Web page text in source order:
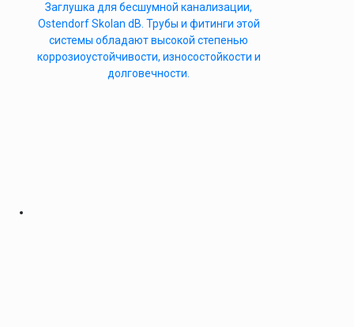
Заглушка для бесшумной канализации,
Ostendorf Skolan dB. Трубы и фитинги этой
системы обладают высокой степенью
коррозиоустойчивости, износостойкости и
долговечности.